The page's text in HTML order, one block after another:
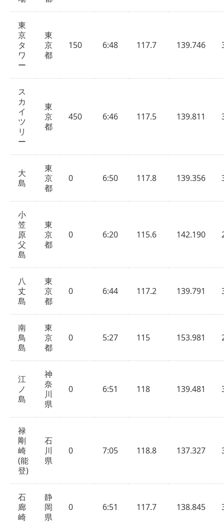
東
京
タ
ワ
ー
東
京
都
150 6:48 117.7 139.746
ス
カ
イ
ツ
リ
ー
東
京
都
450 6:46 117.5 139.811
大
島
東
京
都
0 6:50 117.8 139.356
小
笠
原
父
島
東
京
都
0 6:20 115.6 142.190
八
丈
島
東
京
都
0 6:44 117.2 139.791
南
鳥
島
東
京
都
0 5:27 115 153.981
江
ノ
島
神
奈
川
県
0 6:51 118 139.481
禄
剛
崎
(能
登)
石
川
県
0 7:05 118.8 137.327
石
廊
崎
静
岡
県
0 6:51 117.7 138.845